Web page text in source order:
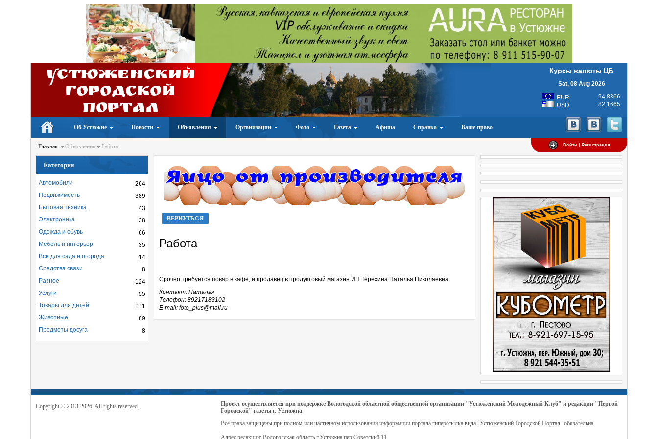
Устюженский
Городской
портал
Курсы валюты ЦБ
Sat, 08 Aug 2026
EUR
94,8366
USD
82,1665
Об Устюжне Новости Объявления Организации Фото Газета Афиша Справка Ваше право
Войти | Регистрация
Главная Объявления Работа
ВЕРНУТЬСЯ
Работа
Срочно требуется повар в кафе, и продавец в продуктовый магазин ИП Терёхина Наталья Николаевна.
Контакт: Наталья
Телефон: 89217183102
E-mail: foto_plus@mail.ru
Категории
264
Автомобили
389
Недвижимость
43
Бытовая техника
38
Электроника
66
Одежда и обувь
35
Мебель и интерьер
14
Все для сада и огорода
8
Средства связи
124
Разное
55
Услуги
111
Товары для детей
89
Животные
8
Предметы досуга
Copyright © 2013-2026. All rights reserved.
Проект осуществляется при поддержке Вологодской областной общественной организации "Устюженский Молодежный Клуб" и редакции "Первой
Городской" газеты г. Устюжна
Все права защищены,при полном или частичном использовании информации портала гиперссылка вида "Устюженский Городской Портал" обязательна.
Адрес редакции: Вологодская область г.Устюжна пер.Советский 11